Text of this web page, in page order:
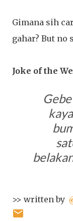
Gimana sih
gahar? But no
Joke of the
>> written by